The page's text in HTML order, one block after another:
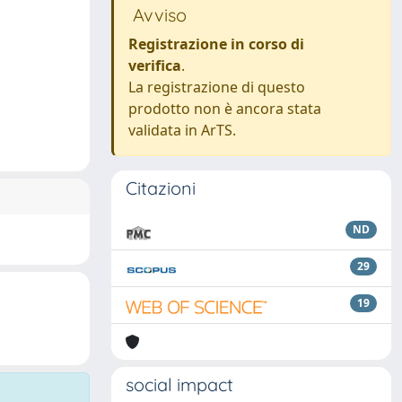
Avviso
Registrazione in corso di
verifica.
La registrazione di questo
prodotto non è ancora stata
validata in ArTS.
Citazioni
ND
29
19
social impact